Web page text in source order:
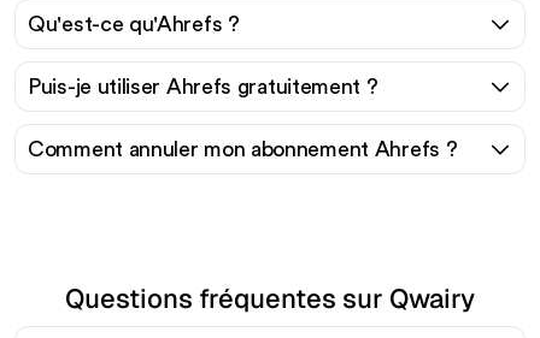
Qu'est-ce qu'Ahrefs ?
Puis-je utiliser Ahrefs gratuitement ?
Comment annuler mon abonnement Ahrefs ?
Questions fréquentes sur Qwairy